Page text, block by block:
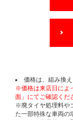
OPTIONS
価格は、組み換
※価格は来店日によ
面」にてご確認くだ
※廃タイヤ処理料や
た一部特殊な車両の